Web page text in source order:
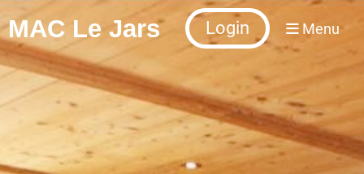
MAC Le Jars Login Menu